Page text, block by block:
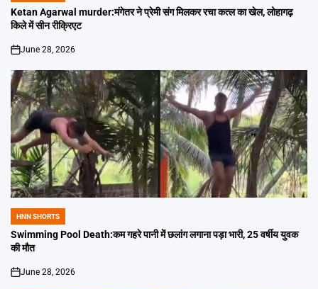
IN
Ketan Agarwal murder:मंगेतर ने प्रेमी संग मिलकर रचा कत्ल का खेल, लोहागढ़
किले में सीन रीक्रिएट
on
June 28, 2026
POSTED
IN
HNN SHORTS
Swimming Pool Death:कम गहरे पानी में छलांग लगाना पड़ा भारी, 25 वर्षीय युवक
की मौत
on
June 28, 2026